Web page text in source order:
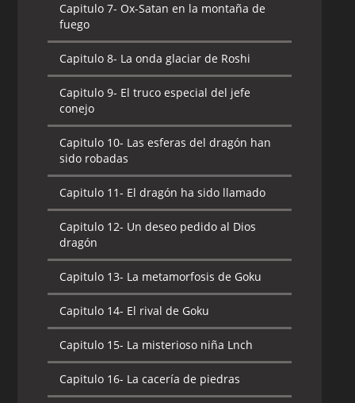
Capitulo 7- Ox-Satan en la montaña de
fuego
Capitulo 8- La onda glaciar de Roshi
Capitulo 9- El truco especial del jefe
conejo
Capitulo 10- Las esferas del dragón han
sido robadas
Capitulo 11- El dragón ha sido llamado
Capitulo 12- Un deseo pedido al Dios
dragón
Capitulo 13- La metamorfosis de Goku
Capitulo 14- El rival de Goku
Capitulo 15- La misterioso niña Lnch
Capitulo 16- La cacería de piedras